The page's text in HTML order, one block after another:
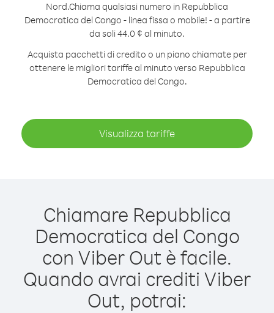
Nord.Chiama qualsiasi numero in Repubblica
Democratica del Congo - linea fissa o mobile! - a partire
da soli 44.0 ¢ al minuto.
Acquista pacchetti di credito o un piano chiamate per
ottenere le migliori tariffe al minuto verso Repubblica
Democratica del Congo.
Visualizza tariffe
Chiamare Repubblica
Democratica del Congo
con Viber Out è facile.
Quando avrai crediti Viber
Out, potrai: